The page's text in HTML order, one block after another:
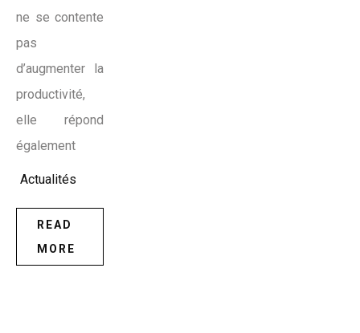
ne se contente
pas
d’augmenter la
productivité,
elle répond
également
Actualités
READ
MORE